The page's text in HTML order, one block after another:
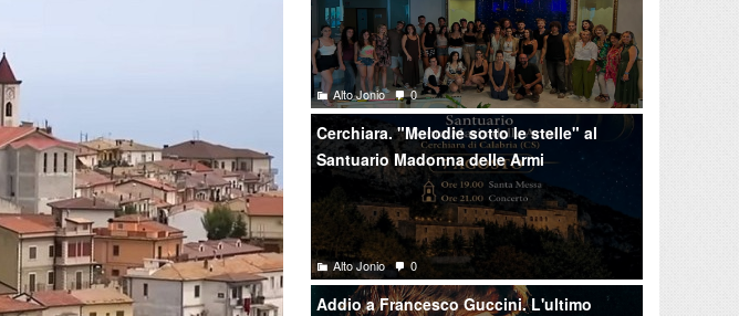
Alto Jonio 0
Cerchiara. "Melodie sotto le stelle" al
Santuario Madonna delle Armi
Alto Jonio 0
Addio a Francesco Guccini. L'ultimo